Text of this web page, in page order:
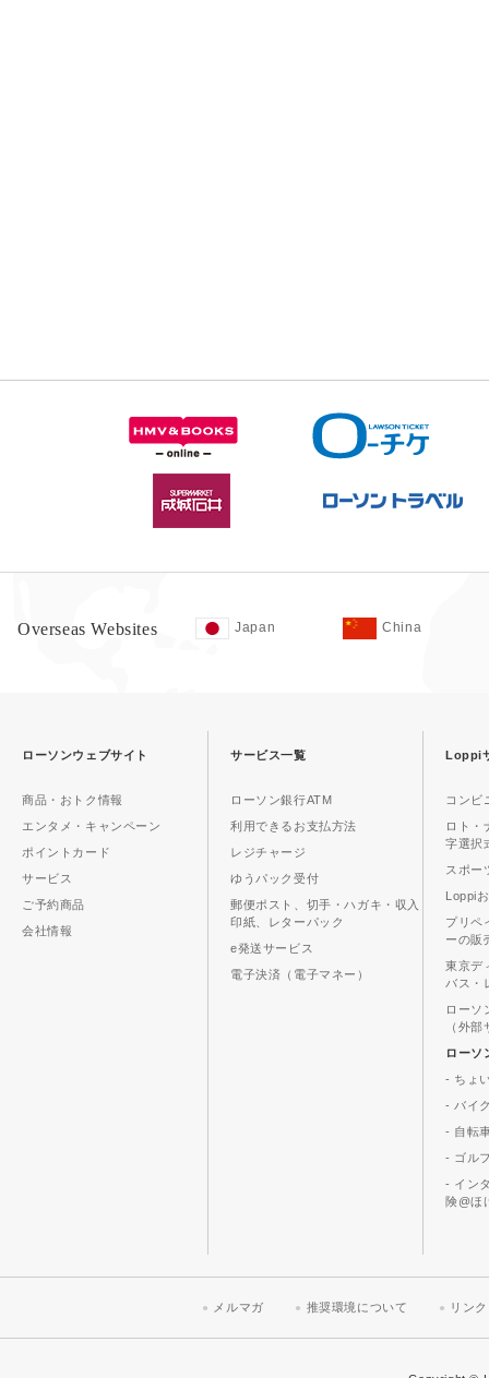
Overseas Websites Japan China
ローソンウェブサイト
商品・おトク情報
エンタメ・キャンペーン
ポイントカード
サービス
ご予約商品
会社情報
サービス一覧
ローソン銀行ATM
利用できるお支払方法
レジチャージ
ゆうパック受付
郵便ポスト、切手・ハガキ・収入
印紙、レターパック
e発送サービス
電子決済（電子マネー）
Loppi
コンビ
ロト・
字選択
スポー
Loppi
プリペ
ーの販
東京デ
バス・
ローソ
（外
ローソ
- ちょ
- バイ
- 自転
- ゴル
- イン
険@ほ
メルマガ 推奨環境について リン